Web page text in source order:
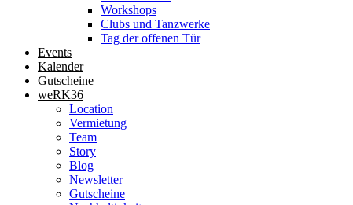
Workshops
Clubs und Tanzwerke
Tag der offenen Tür
Events
Kalender
Gutscheine
weRK36
Location
Vermietung
Team
Story
Blog
Newsletter
Gutscheine